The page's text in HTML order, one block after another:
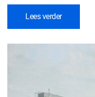
Lees verder